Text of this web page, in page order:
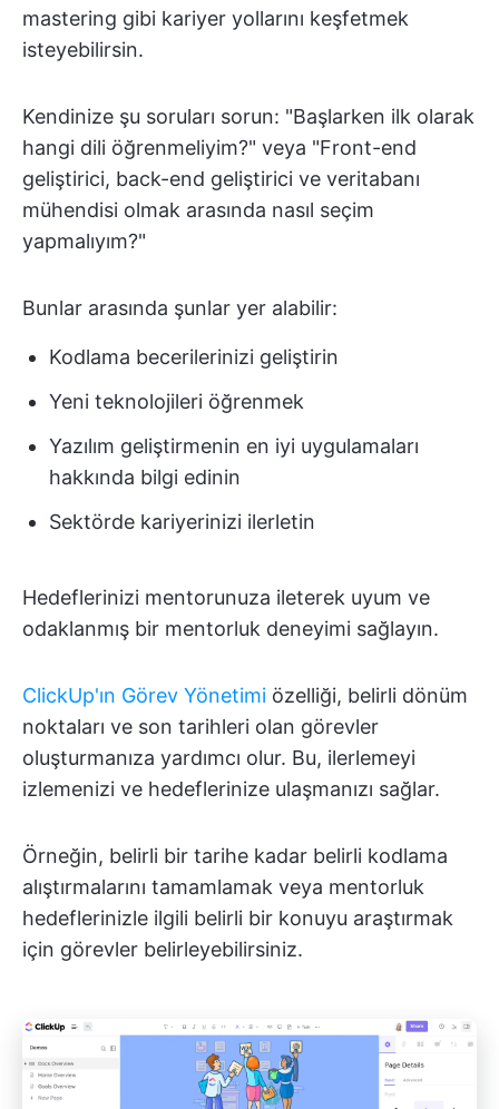
mastering gibi kariyer yollarını keşfetmek
isteyebilirsin.
Kendinize şu soruları sorun: "Başlarken ilk olarak
hangi dili öğrenmeliyim?" veya "Front-end
geliştirici, back-end geliştirici ve veritabanı
mühendisi olmak arasında nasıl seçim
yapmalıyım?"
Bunlar arasında şunlar yer alabilir:
Kodlama becerilerinizi geliştirin
Yeni teknolojileri öğrenmek
Yazılım geliştirmenin en iyi uygulamaları
hakkında bilgi edinin
Sektörde kariyerinizi ilerletin
Hedeflerinizi mentorunuza ileterek uyum ve
odaklanmış bir mentorluk deneyimi sağlayın.
ClickUp'ın Görev Yönetimi özelliği, belirli dönüm
noktaları ve son tarihleri olan görevler
oluşturmanıza yardımcı olur. Bu, ilerlemeyi
izlemenizi ve hedeflerinize ulaşmanızı sağlar.
Örneğin, belirli bir tarihe kadar belirli kodlama
alıştırmalarını tamamlamak veya mentorluk
hedeflerinizle ilgili belirli bir konuyu araştırmak
için görevler belirleyebilirsiniz.